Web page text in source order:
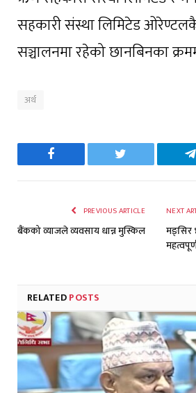
सहकारी संस्था लिमिटेड
सञ्चालनमा रहेको छानबिनका
अर्थ
Facebook Twitter
PREVIOUS ARTICLE
बैंकको व्याजले व्यवसाय धान्न मुस्किल
NEXT
मङ्सिर
RELATEDPOSTS